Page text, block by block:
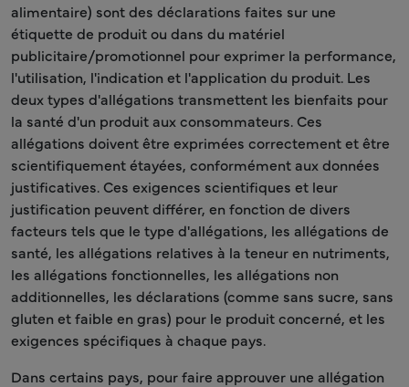
alimentaire) sont des déclarations faites sur une
étiquette de produit ou dans du matériel
publicitaire/promotionnel pour exprimer la performance,
l'utilisation, l'indication et l'application du produit. Les
deux types d'allégations transmettent les bienfaits pour
la santé d'un produit aux consommateurs. Ces
allégations doivent être exprimées correctement et être
scientifiquement étayées, conformément aux données
justificatives. Ces exigences scientifiques et leur
justification peuvent différer, en fonction de divers
facteurs tels que le type d'allégations, les allégations de
santé, les allégations relatives à la teneur en nutriments,
les allégations fonctionnelles, les allégations non
additionnelles, les déclarations (comme sans sucre, sans
gluten et faible en gras) pour le produit concerné, et les
exigences spécifiques à chaque pays.
Dans certains pays, pour faire approuver une allégation